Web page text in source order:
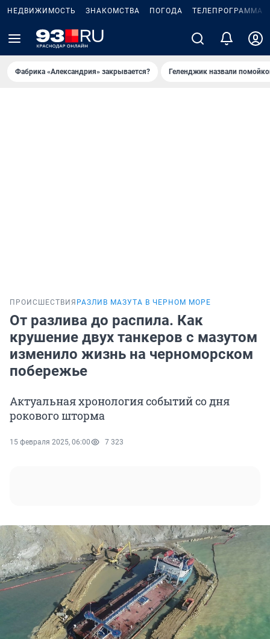
НЕДВИЖИМОСТЬ ЗНАКОМСТВА ПОГОДА ТЕЛЕПРОГРАММА
Фабрика «Александрия» закрывается? Геленджик назвали
ПРОИСШЕСТВИЯ РАЗЛИВ МАЗУТА В ЧЕРНОМ МОРЕ
От разлива до распила. Как
крушение двух танкеров с мазутом
изменило жизнь на черноморском
побережье
Актуальная хронология событий со дня
рокового шторма
15 февраля 2025, 06:00 7 323